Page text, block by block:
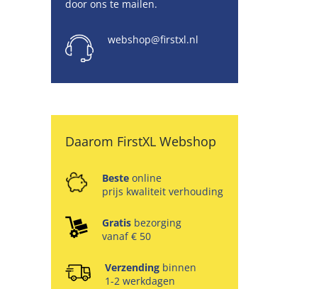
door ons te mailen.
webshop@firstxl.nl
Daarom FirstXL Webshop
Beste online
prijs kwaliteit verhouding
Gratis bezorging
vanaf € 50
Verzendingbinnen
1-2 werkdagen